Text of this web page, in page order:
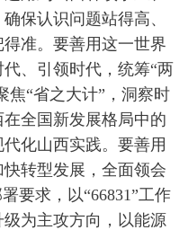
保认识问题站得高、
准。要善用这一世界
、引领时代，统筹“两
焦“省之大计”，洞察时
全国新发展格局中的
化山西实践。要善用
转型发展，全面领会
要求，以“66831”工作
为主攻方向，以能源